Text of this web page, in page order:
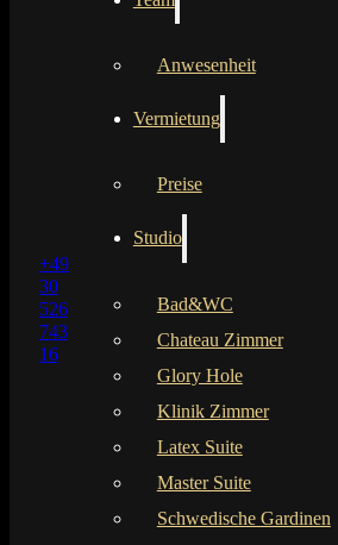
Anwesenheit
Vermietung
Preise
Studio
Bad&WC
Chateau Zimmer
Glory Hole
Klinik Zimmer
Latex Suite
Master Suite
Schwedische Gardinen
+49
30
526
743
16